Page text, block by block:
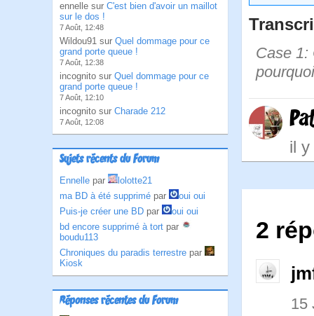
ennelle sur C'est bien d'avoir un maillot
sur le dos !
7 Août, 12:48
Wildou91 sur Quel dommage pour ce
grand porte queue !
7 Août, 12:38
incognito sur Quel dommage pour ce
grand porte queue !
7 Août, 12:10
incognito sur Charade 212
7 Août, 12:08
Sujets récents du Forum
Ennelle par
lolotte21
ma BD à été supprimé par
oui oui
Puis-je créer une BD par
oui oui
bd encore supprimé à tort par
boudu113
Chroniques du paradis terrestre par
Kiosk
Réponses récentes du Forum
Case 1:
il y
2
15